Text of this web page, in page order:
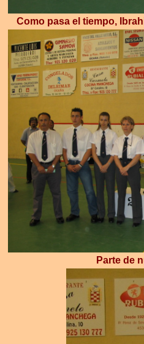
Como pasa el tiempo,
Parte de